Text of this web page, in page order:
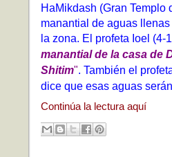
HaMikdash (Gran Templo
manantial de aguas
la zona. El profeta Ioel (4-
manantial de la casa de
Shitim" . También el
dice que esas aguas serán
Continúa la lectura aquí